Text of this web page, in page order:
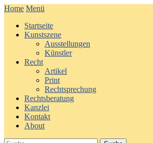
Home Menü
Startseite
Kunstszene
Ausstellungen
Künstler
Recht
Artikel
Print
Rechtsprechung
Rechtsberatung
Kanzlei
Kontakt
About